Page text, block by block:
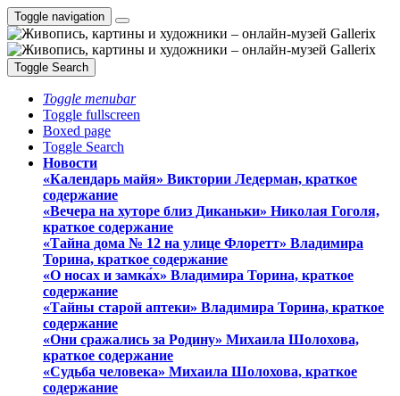
Toggle navigation
Toggle Search
Toggle menubar
Toggle fullscreen
Boxed page
Toggle Search
Новости
«Календарь майя» Виктории Ледерман, краткое
содержание
«Вечера на хуторе близ Диканьки» Николая Гоголя,
краткое содержание
«Тайна дома № 12 на улице Флоретт» Владимира
Торина, краткое содержание
«О носах и замка́х» Владимира Торина, краткое
содержание
«Тайны старой аптеки» Владимира Торина, краткое
содержание
«Они сражались за Родину» Михаила Шолохова,
краткое содержание
«Судьба человека» Михаила Шолохова, краткое
содержание